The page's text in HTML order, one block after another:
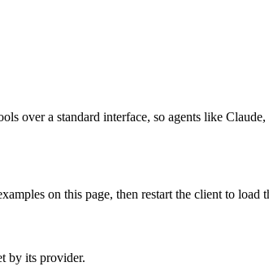
over a standard interface, so agents like
on this page, then restart the client to load
by its provider.